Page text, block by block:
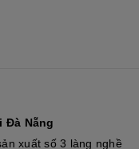
Đà Nẵng
xuất số 3 làng nghề